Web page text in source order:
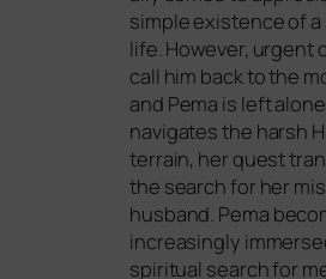
simp­le exis­tence of a
life. However, urgent
call him back to the
and Pema is left
navi­ga­tes the harsh
ter­rain, her quest
the search for her
hus­band. Pema
incre­asing­ly
spi­ri­tu­al search for